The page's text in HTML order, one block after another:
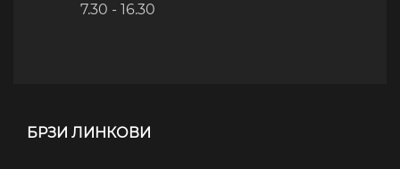
7.30 - 16.30
БРЗИ ЛИНКОВИ